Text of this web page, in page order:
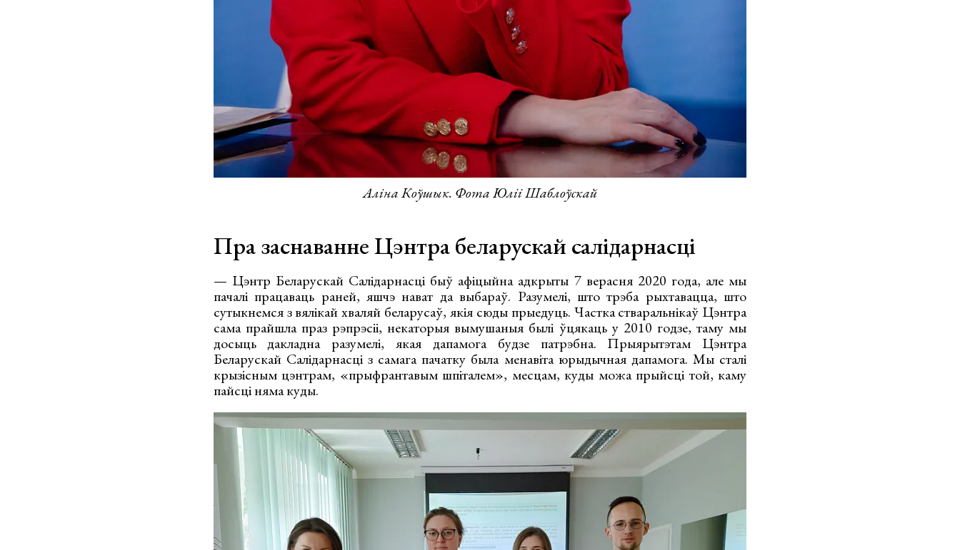
Аліна Коўшык. Фота Юліі Шаблоўскай
Пра заснаванне Цэнтра беларускай салідарнасці
— Цэнтр Беларускай Салідарнасці быў афіцыйна адкрыты 7 верасня 2020 года, але мы
пачалі працаваць раней, яшчэ нават да выбараў. Разумелі, што трэба рыхтавацца, што
сутыкнемся з вялікай хваляй беларусаў, якія сюды прыедуць. Частка стваральнікаў Цэнтра
сама прайшла праз рэпрэсіі, некаторыя вымушаныя былі ўцякаць у 2010 годзе, таму мы
досыць дакладна разумелі, якая дапамога будзе патрэбна. Прыярытэтам Цэнтра
Беларускай Салідарнасці з самага пачатку была менавіта юрыдычная дапамога. Мы сталі
крызісным цэнтрам, «прыфрантавым шпіталем», месцам, куды можа прыйсці той, каму
пайсці няма куды.